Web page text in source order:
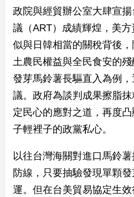
政
治
焦
品
觀
點
民
調
國
會
焦
觀
點
政院與經貿辦公室大肆宣
議（ART）成績輝煌，美
似與日韓相當的關稅背後
土農民權益與全民食安的
發芽馬鈴薯長驅直入為例
議。政府為談判成果擦脂
定民心的應對之道，再度
子輕裡子的政黨私心。
以往台灣海關對進口馬鈴薯
防線，只要抽驗發現單顆
運。但在台美貿易協定生